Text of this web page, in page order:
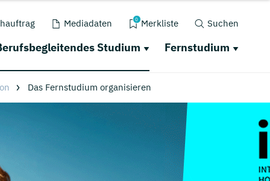
Mediadaten 0 Merkliste Suchen
Studium Fernstudium
Das Fernstudium organisieren